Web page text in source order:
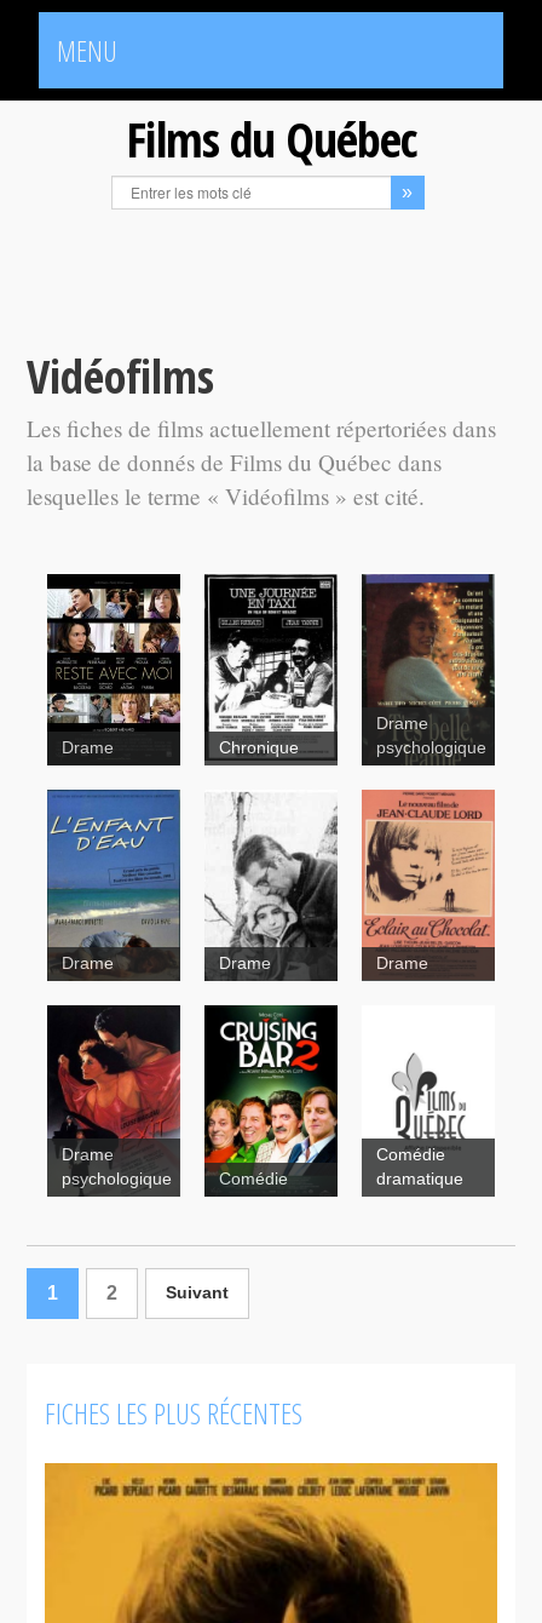
MENU
Films du Québec
Vidéofilms
Les fiches de films actuellement répertoriées dans
la base de donnés de Films du Québec dans
lesquelles le terme « Vidéofilms » est cité.
Drame
Une journée
en taxi
Chronique
T'es belle,
Jeanne
Drame
psychologique
Cruising
Bar
Drame
Le jardin
d'Anna
Drame Drame
Bar
Drame
psychologique
Cruising Bar
2
Comédie
Comédie
dramatique
1 2 Suivant
FICHES LES PLUS RÉCENTES